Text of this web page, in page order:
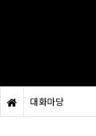
대화마당